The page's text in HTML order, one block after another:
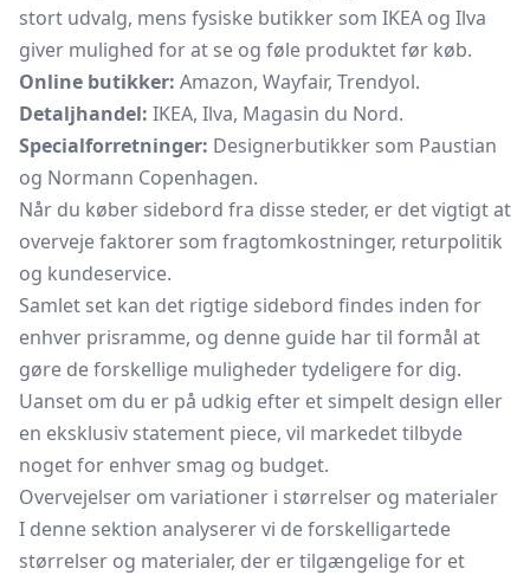
stort udvalg, mens fysiske butikker som IKEA og Ilva
giver mulighed for at se og føle produktet før køb.
Online butikker: Amazon, Wayfair, Trendyol.
Detaljhandel: IKEA, Ilva, Magasin du Nord.
Specialforretninger: Designerbutikker som Paustian
og Normann Copenhagen.
Når du køber sidebord fra disse steder, er det vigtigt at
overveje faktorer som fragtomkostninger, returpolitik
og kundeservice.
Samlet set kan det rigtige sidebord findes inden for
enhver prisramme, og denne guide har til formål at
gøre de forskellige muligheder tydeligere for dig.
Uanset om du er på udkig efter et simpelt design eller
en eksklusiv statement piece, vil markedet tilbyde
noget for enhver smag og budget.
Overvejelser om variationer i størrelser og materialer
I denne sektion analyserer vi de forskelligartede
størrelser og materialer, der er tilgængelige for et